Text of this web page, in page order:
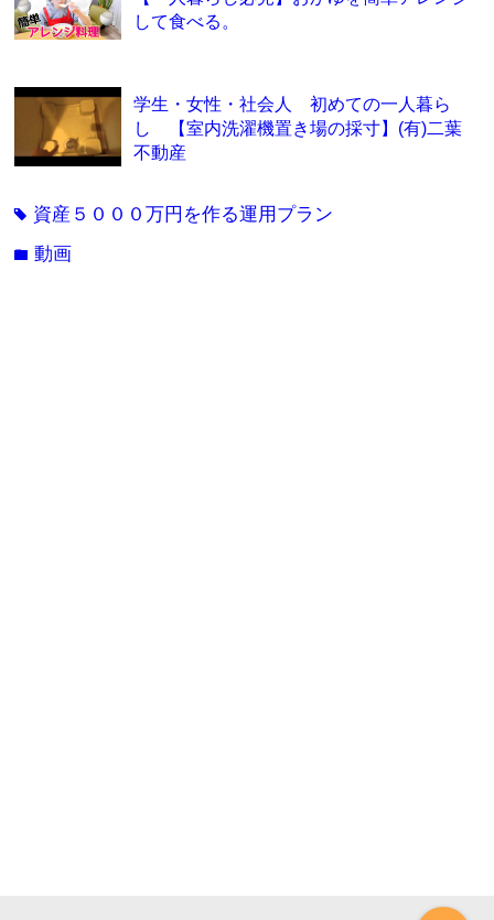
して食べる。
学生・女性・社会人 初めての一人暮ら
し 【室内洗濯機置き場の採寸】(有)二葉
不動産
tag 資産５０００万円を作る運用プラン
folder動画